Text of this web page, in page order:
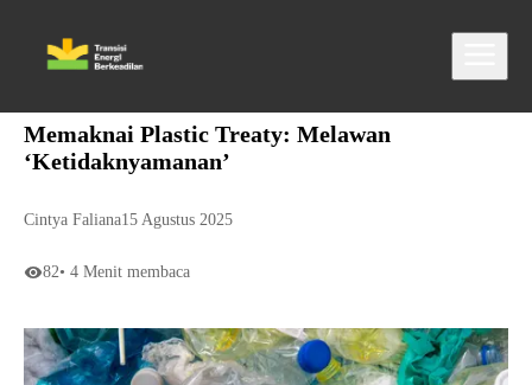
Memaknai Plastic Treaty: Melawan
‘Ketidaknyamanan’
Cintya Faliana15 Agustus 2025
82• 4 Menit membaca